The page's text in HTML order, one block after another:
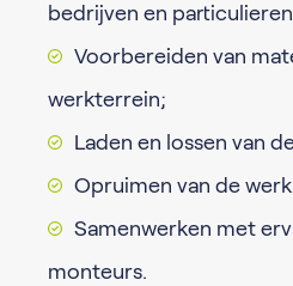
bedrijven en
Voorbereiden van
werkterrein;
Laden en lossen van
Opruimen van de
Samenwerken met
monteurs.